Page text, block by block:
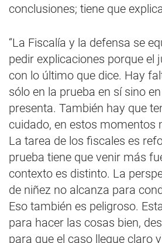
conclusiones; tiene que
“La Fiscalía y la defensa se
pedir explicaciones porque el
con lo último que dice. Hay
sólo en la prueba en sí sino
presenta. También hay que
cuidado, en estos momentos
La tarea de los fiscales es
prueba tiene que venir más
contexto es distinto. La
de niñez no alcanza para
Eso también es peligroso.
para hacer las cosas bien,
para que el caso llegue claro